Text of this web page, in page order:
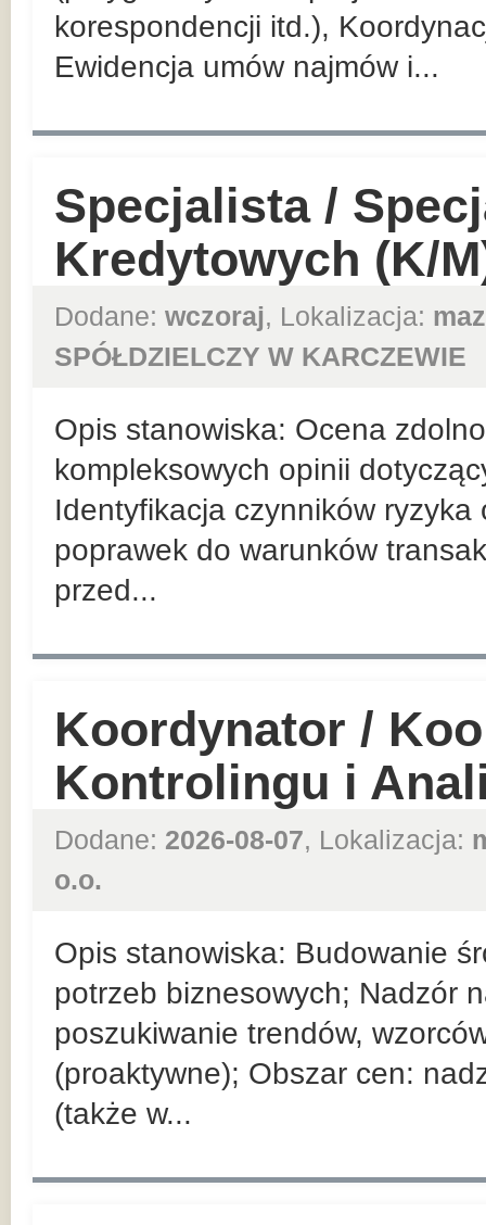
korespondencji itd.),
Ewidencja umów najmów i...
Specjalista /
Kredytowych (K/
Dodane: wczoraj, Lokalizacja:
SPÓŁDZIELCZY W KARCZEWIE
Opis stanowiska: Ocena
kompleksowych opinii
Identyfikacja czynników
poprawek do warunków
przed...
Koordynator /
Kontrolingu i
Dodane: 2026-08-07, Lokalizacja:
o.o.
Opis stanowiska: Budowanie
potrzeb biznesowych; Nadzór
poszukiwanie trendów,
(proaktywne); Obszar cen:
(także w...